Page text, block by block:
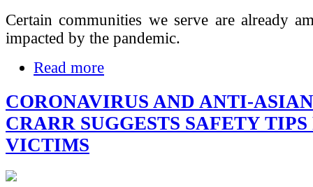
Certain communities we serve are already
impacted by the pandemic.
Read more
CORONAVIRUS AND ANTI-
CRARR SUGGESTS SAFETY TIPS
VICTIMS